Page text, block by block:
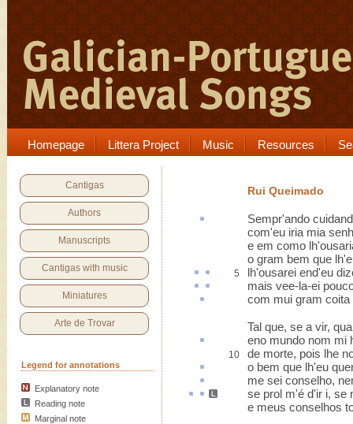
Homepage Littera Project Music Resources
Cantigas
Authors
Manuscripts
Cantigas with music
Miniatures
Arte de Trovar
Legend for annotations
Explanatory note
Reading note
Marginal note
Rui Queimado
Sempr'ando
com'eu iria mia
e em como
o gram bem que
5 lh'ousarei end'eu
mais vee-la-ei
com mui gram coita
Tal que, se a vir,
eno mundo nom mi
10
de morte, pois lhe
o bem que lh'eu
me sei conselho,
se prol m'é d'ir i, se
e meus conselhos